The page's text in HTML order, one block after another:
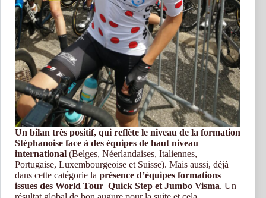
Un bilan très positif, qui reflète le niveau de la formation
Stéphanoise face à des équipes de haut niveau
international (Belges, Néerlandaises, Italiennes,
Portugaise, Luxembourgeoise et Suisse). Mais aussi, déjà
dans cette catégorie la présence d’équipes formations
issues des World Tour Quick Step et Jumbo Visma. Un